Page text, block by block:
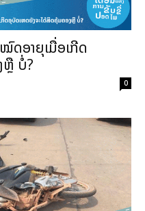
ອາຍຸເມື່ອເກີດ
ຫຼື ບໍ່?
0